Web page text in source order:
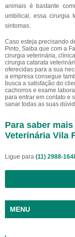
animais é bastante
umbilical, essa cirurgia
sintomas.
Caso esteja precisando
Pinto, Saiba que com a
cirurgia veterinária,
cirurgia catarata
oferecidas para a sua
a empresa consegue
busca a satisfação do
cachorros e exame
para entrar em contato e
sanar todas as suas
Para saber
Veterinária Vila
Ligue para (11) 2988-
MENU